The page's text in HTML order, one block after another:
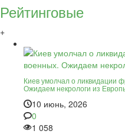
Рейтинговые
+
Киев умолчал о ликвидации
Ожидаем некрологи из
10 июнь, 2026
0
1 058